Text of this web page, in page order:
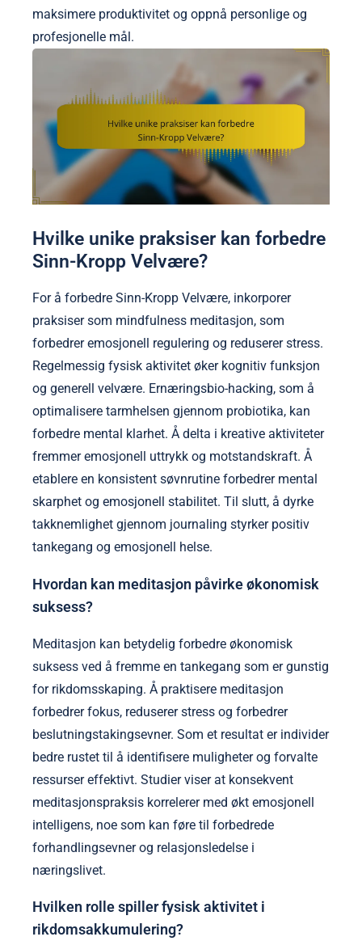
maksimere produktivitet og oppnå personlige og
profesjonelle mål.
Hvilke unike praksiser kan forbedre
Sinn-Kropp Velvære?
For å forbedre Sinn-Kropp Velvære, inkorporer
praksiser som mindfulness meditasjon, som
forbedrer emosjonell regulering og reduserer stress.
Regelmessig fysisk aktivitet øker kognitiv funksjon
og generell velvære. Ernæringsbio-hacking, som å
optimalisere tarmhelsen gjennom probiotika, kan
forbedre mental klarhet. Å delta i kreative aktiviteter
fremmer emosjonell uttrykk og motstandskraft. Å
etablere en konsistent søvnrutine forbedrer mental
skarphet og emosjonell stabilitet. Til slutt, å dyrke
takknemlighet gjennom journaling styrker positiv
tankegang og emosjonell helse.
Hvordan kan meditasjon påvirke økonomisk
suksess?
Meditasjon kan betydelig forbedre økonomisk
suksess ved å fremme en tankegang som er gunstig
for rikdomsskaping. Å praktisere meditasjon
forbedrer fokus, reduserer stress og forbedrer
beslutningstakingsevner. Som et resultat er individer
bedre rustet til å identifisere muligheter og forvalte
ressurser effektivt. Studier viser at konsekvent
meditasjonspraksis korrelerer med økt emosjonell
intelligens, noe som kan føre til forbedrede
forhandlingsevner og relasjonsledelse i
næringslivet.
Hvilken rolle spiller fysisk aktivitet i
rikdomsakkumulering?